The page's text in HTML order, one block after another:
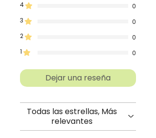
4
0
3
0
2
0
1
0
Dejar una reseña
Todas las estrellas, Más
relevantes